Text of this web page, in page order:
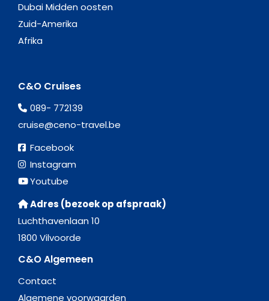
Dubai Midden oosten
Zuid-Amerika
Afrika
C&O Cruises
089- 772139
cruise@ceno-travel.be
Facebook
Instagram
Youtube
Adres (bezoek op afspraak)
Luchthavenlaan 10
1800 Vilvoorde
C&O Algemeen
Contact
Algemene voorwaarden